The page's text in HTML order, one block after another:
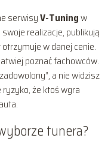
serwisyV-Tuningw
realizacje, publikują
w danej cenie.
poznać fachowców.
a nie widzisz
że ktoś wgra
tunera?